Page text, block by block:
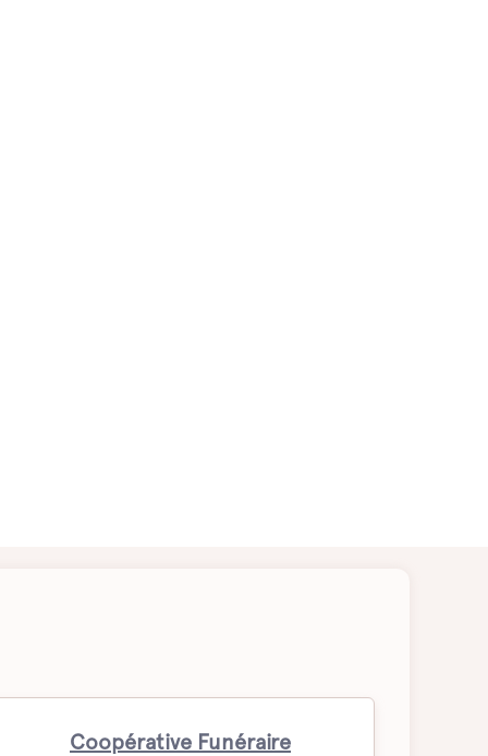
Coopérative Funéraire